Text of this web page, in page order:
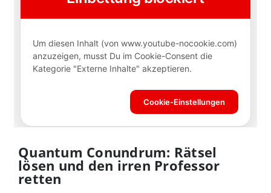
Quantum Conundrum: Rätsel
lösen und den irren Professor
retten